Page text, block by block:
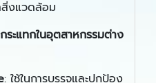
สิ่งแวดล้อม
ระแทกในอุตสาหกรรมต่าง
: ใช้ในการบรรจุและปกป้อง